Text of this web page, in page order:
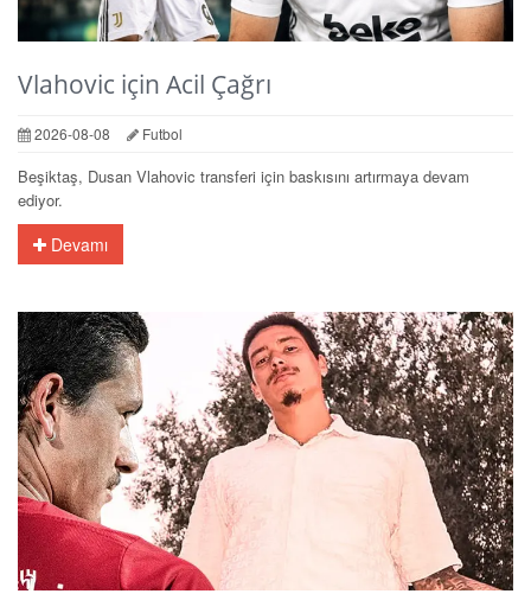
Vlahovic için Acil Çağrı
2026-08-08 Futbol
Beşiktaş, Dusan Vlahovic transferi için baskısını artırmaya devam
ediyor.
Devamı